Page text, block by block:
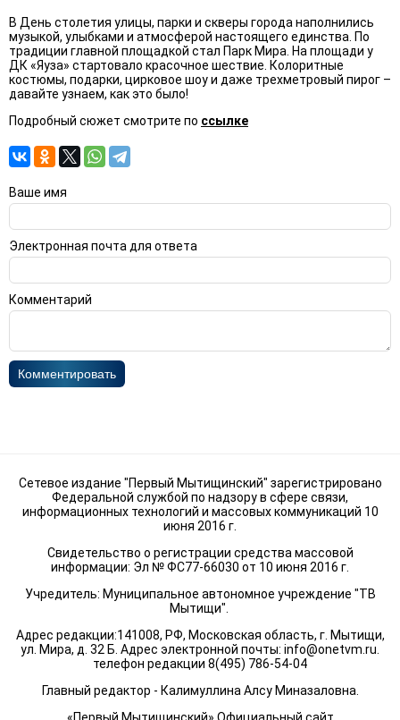
В День столетия улицы, парки и скверы города наполнились
музыкой, улыбками и атмосферой настоящего единства. По
традиции главной площадкой стал Парк Мира. На площади у
ДК «Яуза» стартовало красочное шествие. Колоритные
костюмы, подарки, цирковое шоу и даже трехметровый пирог –
давайте узнаем, как это было!
Подробный сюжет смотрите по ссылке
Ваше имя
Электронная почта для ответа
Комментарий
Комментировать
Сетевое издание "Первый Мытищинский" зарегистрировано
Федеральной службой по надзору в сфере связи,
информационных технологий и массовых коммуникаций 10
июня 2016 г.
Свидетельство о регистрации средства массовой
информации: Эл № ФС77-66030 от 10 июня 2016 г.
Учредитель: Муниципальное автономное учреждение "ТВ
Мытищи".
Адрес редакции:141008, РФ, Московская область, г. Мытищи,
ул. Мира, д. 32 Б. Адрес электронной почты: info@onetvm.ru
телефон редакции 8(495) 786-54-04
Главный редактор - Калимуллина Алсу Миназаловна.